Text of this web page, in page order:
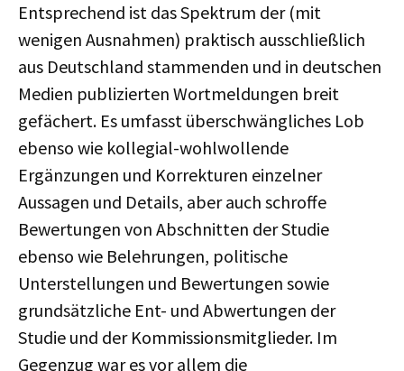
Entsprechend ist das Spektrum der (mit
wenigen Ausnahmen) praktisch ausschließlich
aus Deutschland stammenden und in deutschen
Medien publizierten Wortmeldungen breit
gefächert. Es umfasst überschwängliches Lob
ebenso wie kollegial-wohlwollende
Ergänzungen und Korrekturen einzelner
Aussagen und Details, aber auch schroffe
Bewertungen von Abschnitten der Studie
ebenso wie Belehrungen, politische
Unterstellungen und Bewertungen sowie
grundsätzliche Ent- und Abwertungen der
Studie und der Kommissionsmitglieder. Im
Gegenzug war es vor allem die